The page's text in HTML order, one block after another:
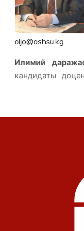
oljo@oshsu.kg
Илимий
кандидаты,